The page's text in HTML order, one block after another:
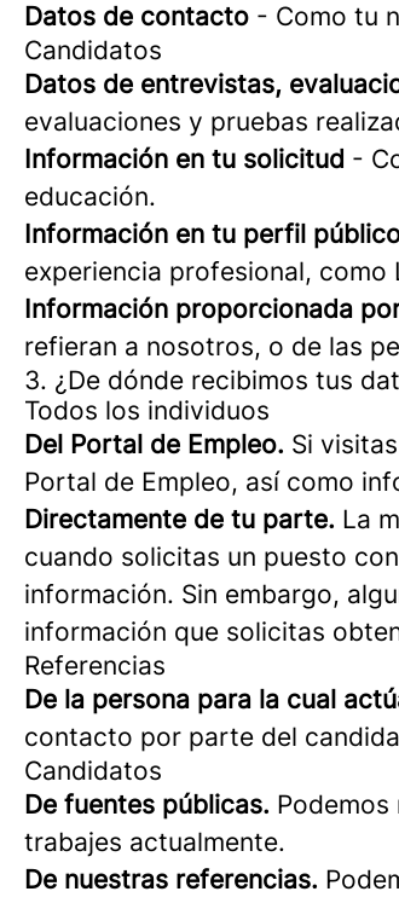
Datos de contacto - Como tu
Candidatos
Datos de entrevistas,
evaluaciones y pruebas
Información en tu solicitud -
educación.
Información en tu perfil
experiencia profesional,
Información proporcionada
refieran a nosotros, o de las
3. ¿De dónde recibimos tus
Todos los individuos
Del Portal de Empleo. Si
Portal de Empleo, así como
Directamente de tu parte. La
cuando solicitas un puesto
información. Sin embargo,
información que solicitas
Referencias
De la persona para la cual
contacto por parte del
Candidatos
De fuentes públicas.
trabajes actualmente.
De nuestras referencias.